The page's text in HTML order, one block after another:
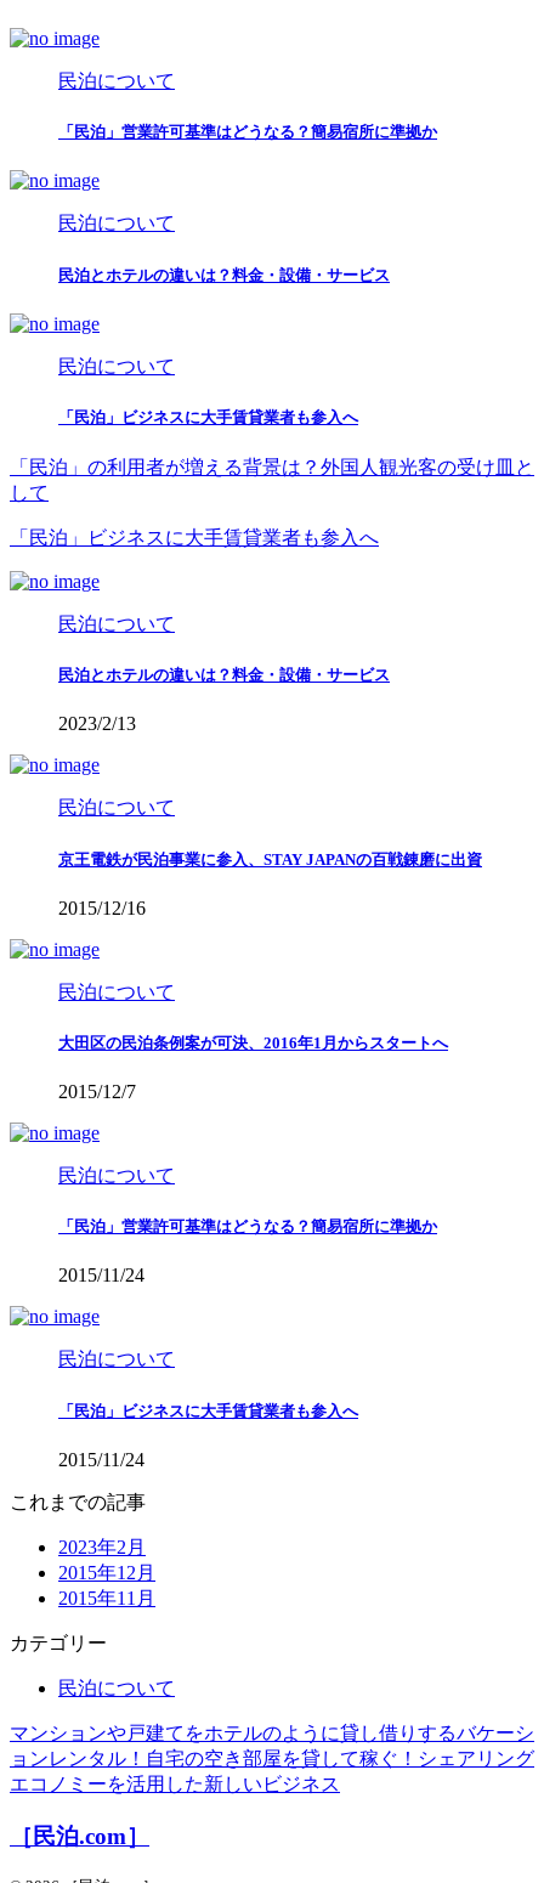
民泊について
「民泊」営業許可基準はどうなる？簡易宿所に準拠か
民泊について
民泊とホテルの違いは？料金・設備・サービス
民泊について
「民泊」ビジネスに大手賃貸業者も参入へ
「民泊」の利用者が増える背景は？外国人観光客の受け皿と
して
「民泊」ビジネスに大手賃貸業者も参入へ
民泊について
民泊とホテルの違いは？料金・設備・サービス
2023/2/13
民泊について
京王電鉄が民泊事業に参入、STAY JAPANの百戦錬磨に出資
2015/12/16
民泊について
大田区の民泊条例案が可決、2016年1月からスタートへ
2015/12/7
民泊について
「民泊」営業許可基準はどうなる？簡易宿所に準拠か
2015/11/24
民泊について
「民泊」ビジネスに大手賃貸業者も参入へ
2015/11/24
これまでの記事
2023年2月
2015年12月
2015年11月
カテゴリー
民泊について
マンションや戸建てをホテルのように貸し借りするバケーシ
ョンレンタル！自宅の空き部屋を貸して稼ぐ！シェアリング
エコノミーを活用した新しいビジネス
［民泊.com］